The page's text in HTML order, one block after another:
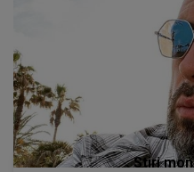
Stiri